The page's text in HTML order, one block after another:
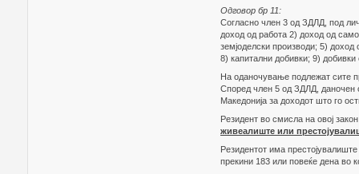
Одговор бр 11:
Согласно член 3 од ЗДЛД, под
доход од работа 2) доход од
земјоделски производи; 5)
8) капитални добивки; 9)
На оданочување подлежат сите
Според член 5 од ЗДЛД, даночен
Македонија за доходот што го
Резидент во смисла на овој
живеалиште или
Резидентот има
прекини 183 или повеќе дена во